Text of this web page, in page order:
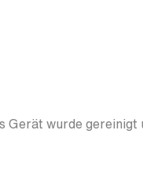
wurde